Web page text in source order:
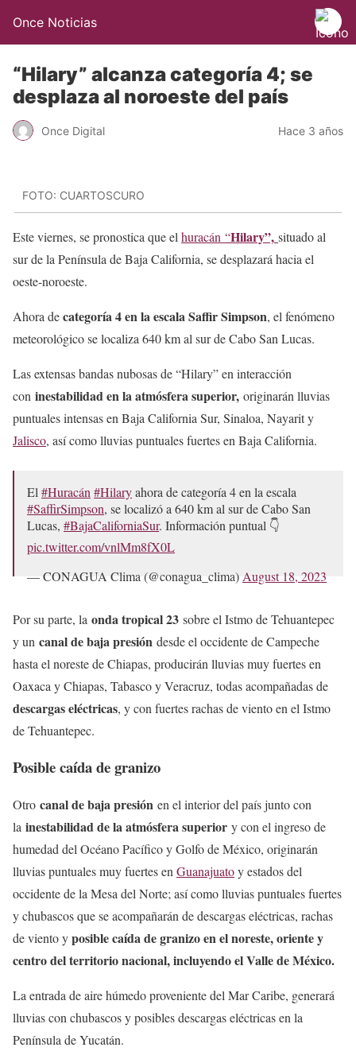
Once Noticias
“Hilary” alcanza categoría 4; se
desplaza al noroeste del país
Once Digital Hace 3 años
FOTO: CUARTOSCURO
Este viernes, se pronostica que el huracán “Hilary”, situado al
sur de la Península de Baja California, se desplazará hacia el
oeste-noroeste.
Ahora decategoría 4 en la escala Saffir Simpson, el fenómeno
meteorológico se localiza 640 km al sur de Cabo San Lucas.
Las extensas bandas nubosas de “Hilary” en interacción
con inestabilidad en la atmósfera superior, originarán lluvias
puntuales intensas en Baja California Sur, Sinaloa, Nayarit y
Jalisco, así como lluvias puntuales fuertes en Baja California.
El #Huracán #Hilaryahora de categoría 4 en la escala
#SaffirSimpson, se localizó a 640 km al sur de Cabo San
Lucas, #BajaCaliforniaSur. Información puntual 👇
pic.twitter.com/vnlMm8fX0L
— CONAGUA Clima (@conagua_clima) August 18, 2023
Por su parte, la onda tropical 23 sobre el Istmo de Tehuantepec
y un canal de baja presión desde el occidente de Campeche
hasta el noreste de Chiapas, producirán lluvias muy fuertes en
Oaxaca y Chiapas, Tabasco y Veracruz, todas acompañadas de
descargas eléctricas, y con fuertes rachas de viento en el Istmo
de Tehuantepec.
Posible caída de granizo
Otro canal de baja presión en el interior del país junto con
la inestabilidad de la atmósfera superior y con el ingreso de
humedad del Océano Pacífico y Golfo de México, originarán
lluvias puntuales muy fuertes en Guanajuatoy estados del
occidente de la Mesa del Norte; así como lluvias puntuales fuertes
y chubascos que se acompañarán de descargas eléctricas, rachas
de viento yposible caída de granizo en el noreste, oriente y
centro del territorio nacional, incluyendo el Valle de México.
La entrada de aire húmedo proveniente del Mar Caribe, generará
lluvias con chubascos y posibles descargas eléctricas en la
Península de Yucatán.